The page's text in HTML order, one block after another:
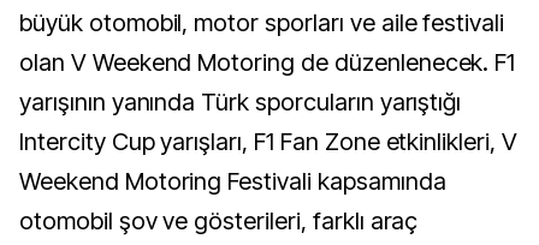
büyük otomobil, motor sporları ve aile festivali
olan V Weekend Motoring de düzenlenecek. F1
yarışının yanında Türk sporcuların yarıştığı
Intercity Cup yarışları, F1 Fan Zone etkinlikleri, V
Weekend Motoring Festivali kapsamında
otomobil şov ve gösterileri, farklı araç